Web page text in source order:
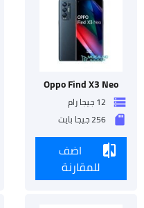
Oppo Find X3 Neo
storage 12 جيجا رام
sd_storage 256 جيجا بايت
compare
اضف
للمقارنة